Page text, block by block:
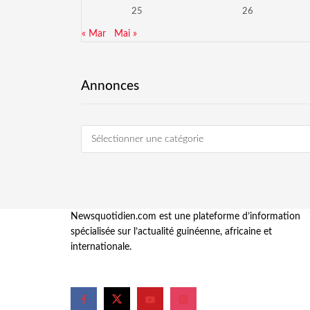
25 26
« Mar Mai »
Annonces
Sélectionner une catégorie
Newsquotidien.com est une plateforme d’information
spécialisée sur l’actualité guinéenne, africaine et
internationale.